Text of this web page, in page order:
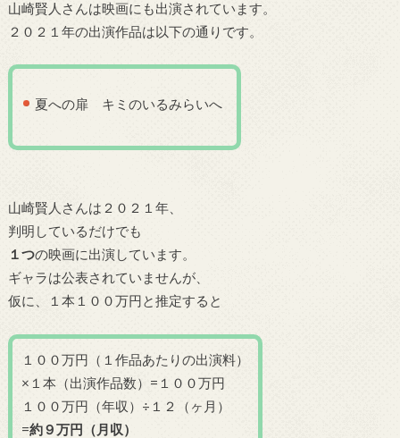
山崎賢人さんは映画にも出演されています。
２０２１年の出演作品は以下の通りです。
夏への扉 キミのいるみらいへ
山崎賢人さんは２０２１年、
判明しているだけでも
１つの映画に出演しています。
ギャラは公表されていませんが、
仮に、１本１００万円と推定すると
１００万円（１作品あたりの出演料）
×１本（出演作品数）=１００万円
１００万円（年収）÷１２（ヶ月）
=約９万円（月収）